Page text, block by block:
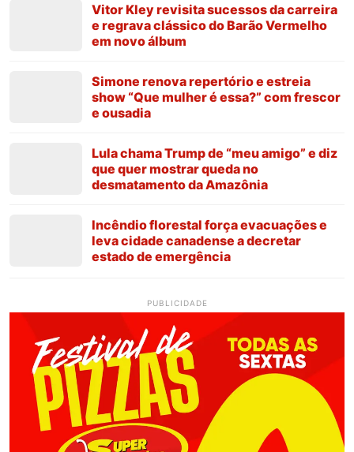
Vitor Kley revisita sucessos da carreira
e regrava clássico do Barão Vermelho
em novo álbum
Simone renova repertório e estreia
show “Que mulher é essa?” com frescor
e ousadia
Lula chama Trump de “meu amigo” e diz
que quer mostrar queda no
desmatamento da Amazônia
Incêndio florestal força evacuações e
leva cidade canadense a decretar
estado de emergência
PUBLICIDADE